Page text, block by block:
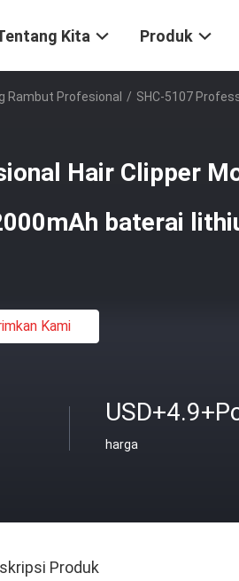
Kita Produk
Rambut Profesional / SHC-5107
Hair Clipper
baterai
Kami
harga
Produk